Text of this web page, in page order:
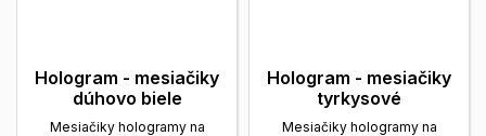
Hologram - mesiačiky
dúhovo biele
Mesiačiky hologramy na
Hologram - mesiačiky
tyrkysové
Mesiačiky hologramy na